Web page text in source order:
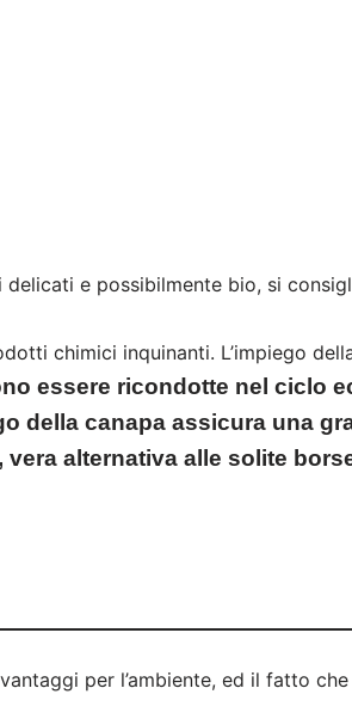
e possibilmente bio, si
chimici inquinanti. L’impiego
essere ricondotte nel ciclo
della canapa assicura una
alternativa alle solite
per l’ambiente, ed il fatto